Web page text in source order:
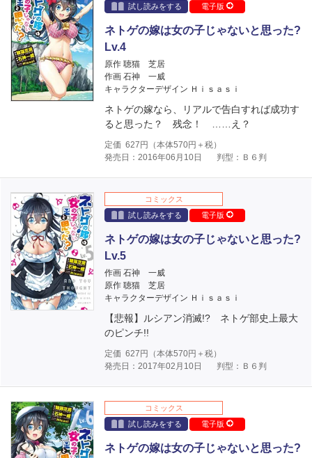
試し読みをする
電子版
ネトゲの嫁は女の子じゃないと思った?
Lv.4
原作 聴猫 芝居
作画 石神 一威
キャラクターデザイン Ｈｉｓａｓｉ
ネトゲの嫁なら、リアルで告白すれば成功す
ると思った？ 残念！ ……え？
定価 627 円（本体570円＋税）
発売日：2016年06月10日
判型：Ｂ６判
コミックス
試し読みをする
電子版
ネトゲの嫁は女の子じゃないと思った?
Lv.5
作画 石神 一威
原作 聴猫 芝居
キャラクターデザイン Ｈｉｓａｓｉ
【悲報】ルシアン消滅!? ネトゲ部史上最大
のピンチ!!
定価 627 円（本体570円＋税）
発売日：2017年02月10日
判型：Ｂ６判
コミックス
試し読みをする
電子版
ネトゲの嫁は女の子じゃないと思った?